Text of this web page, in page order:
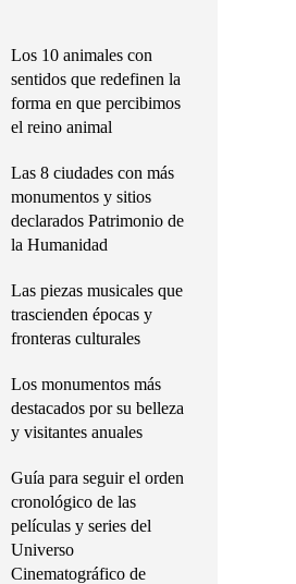
Los 10 animales con
sentidos que redefinen la
forma en que percibimos
el reino animal
Las 8 ciudades con más
monumentos y sitios
declarados Patrimonio de
la Humanidad
Las piezas musicales que
trascienden épocas y
fronteras culturales
Los monumentos más
destacados por su belleza
y visitantes anuales
Guía para seguir el orden
cronológico de las
películas y series del
Universo
Cinematográfico de